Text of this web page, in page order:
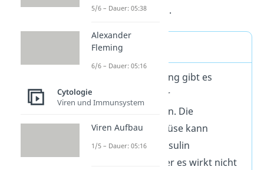
Blut auslösen kann.
Diabetes
Bei der Erkrankung gibt es
Probleme bei der
Insulinproduktion. Die
Bauchspeicheldrüse kann
entweder kein Insulin
produzieren, oder es wirkt nicht
5/6 – Dauer: 05:38
Alexander
Fleming
6/6 – Dauer: 05:16
Cytologie
Viren und Immunsystem
Viren Aufbau
1/5 – Dauer: 05:16